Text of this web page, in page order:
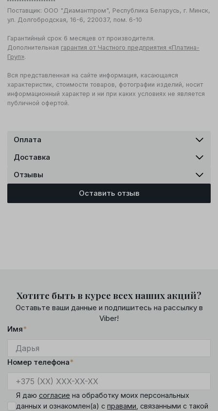
Поставщик: ООО "Диамантпром", Республика Беларусь, г. Минск,
ул. Долгобродская, 16-6, 220037, пом. 6-10
Гарантийный срок 6 месяцев от производителя.
Дополнительная гарантия от Частного предприятия «Платина-
Груп».
Вся представленная на сайте информация, касающаяся
характеристик, стоимости товаров, фотографии изделий, носит
информационный характер и ни при каких условиях не является
публичной офертой.
Оплата
Доставка
Отзывы
Оставить отзыв
Хотите быть в курсе всех наших акций?
Оставьте ваши данные и подпишитесь на рассылку в
Viber!
Имя*
Номер телефона*
Я даю согласие на обработку моих персональных
данных и ознакомлен(а) с правами , связанными с такой